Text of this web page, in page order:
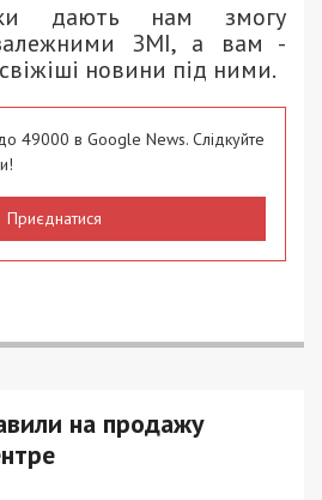
дають нам змогу
ЗМІ, а вам -
новини під ними.
49000 в Google News. Слідкуйте
Приєднатися
на продажу